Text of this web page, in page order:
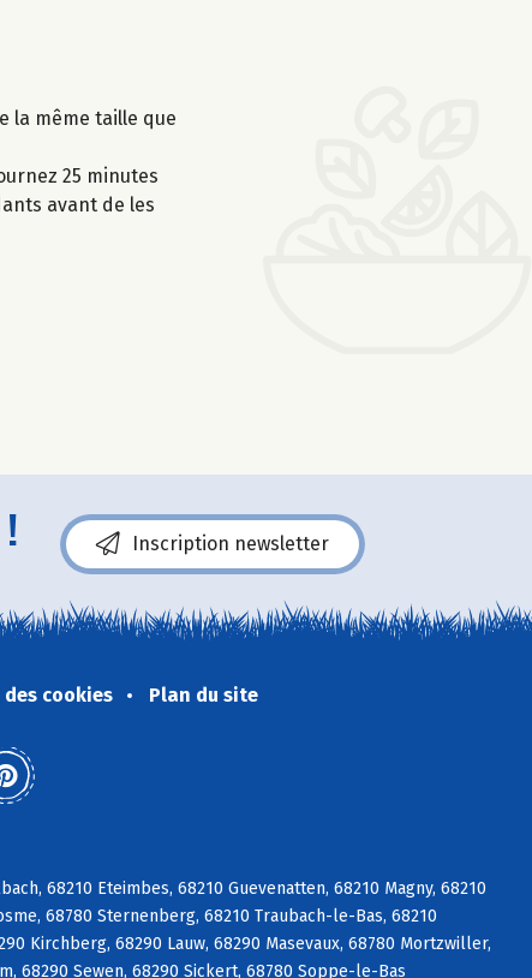
la même taille que
25 minutes
avant de les
Inscription newsletter
cookies Plan du site
68210 Eteimbes, 68210 Guevenatten, 68210 Magny, 68210
68780 Sternenberg, 68210 Traubach-le-Bas, 68210
Kirchberg, 68290 Lauw, 68290 Masevaux, 68780 Mortzwiller,
68290 Sewen, 68290 Sickert, 68780 Soppe-le-Bas